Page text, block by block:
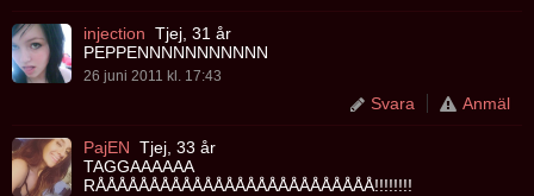
injection Tjej, 31 år
PEPPENNNNNNNNNNN
26 juni 2011 kl. 17:43
Svara Anmäl
PajEN Tjej, 33 år
TAGGAAAAAA
RÅÅÅÅÅÅÅÅÅÅÅÅÅÅÅÅÅÅÅÅÅÅÅÅÅÅ!!!!!!!!